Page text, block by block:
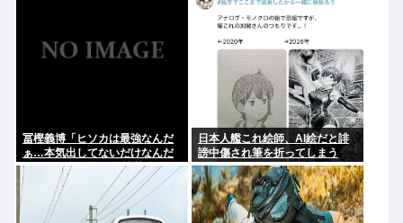
冨樫義博「ヒソカは最強なんだ
ぁ…本気出してないだけなんだ
ぁ…」 こいつのこの情熱なんな
の？
日本人艦これ絵師、AI絵だと誹
謗中傷され筆を折ってしまう